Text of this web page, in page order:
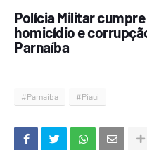
Polícia Militar
homicídio e
Parnaíba
#Parnaiba #Piauí